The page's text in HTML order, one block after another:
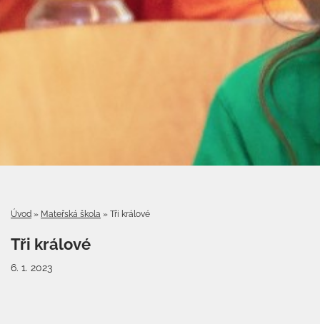
Úvod » Mateřská škola » Tři králové
Tři králové
6. 1. 2023